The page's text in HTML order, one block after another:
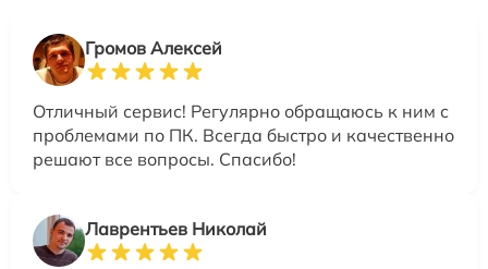
Громов Алексей
Отличный сервис! Регулярно обращаюсь к ним с
проблемами по ПК. Всегда быстро и качественно
решают все вопросы. Спасибо!
Лаврентьев Николай